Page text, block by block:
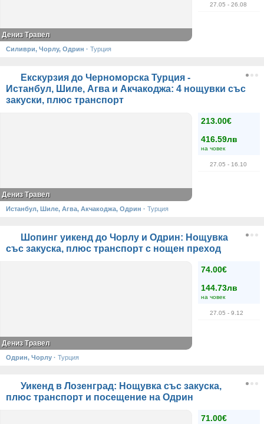
27.05 - 26.08
Дениз Травел
Силиври, Чорлу, Одрин · Турция
Екскурзия до Черноморска Турция -
Истанбул, Шиле, Агва и Акчакоджа: 4 нощувки със
закуски, плюс транспорт
213.00€
416.59лв
на човек
27.05 - 16.10
Дениз Травел
Истанбул, Шиле, Агва, Акчакоджа, Одрин · Турция
Шопинг уикенд до Чорлу и Одрин: Нощувка
със закуска, плюс транспорт с нощен преход
74.00€
144.73лв
на човек
27.05 - 9.12
Дениз Травел
Одрин, Чорлу · Турция
Уикенд в Лозенград: Нощувка със закуска,
плюс транспорт и посещение на Одрин
71.00€